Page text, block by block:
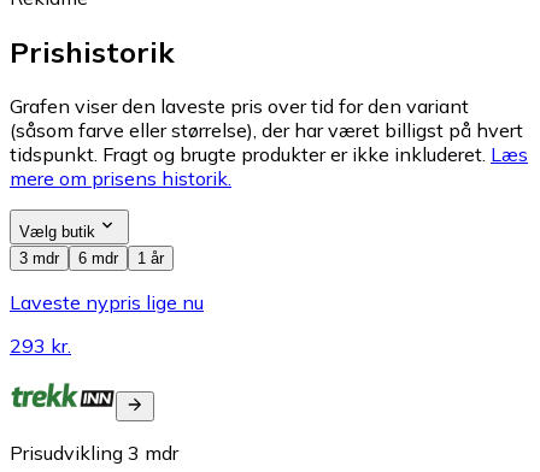
Prishistorik
Grafen viser den laveste pris over tid for den variant
(såsom farve eller størrelse), der har været billigst på hvert
tidspunkt. Fragt og brugte produkter er ikke inkluderet. Læs
mere om prisens historik.
Vælg butik
3 mdr
6 mdr 1 år
Laveste nypris lige nu
293 kr.
Prisudvikling 3 mdr